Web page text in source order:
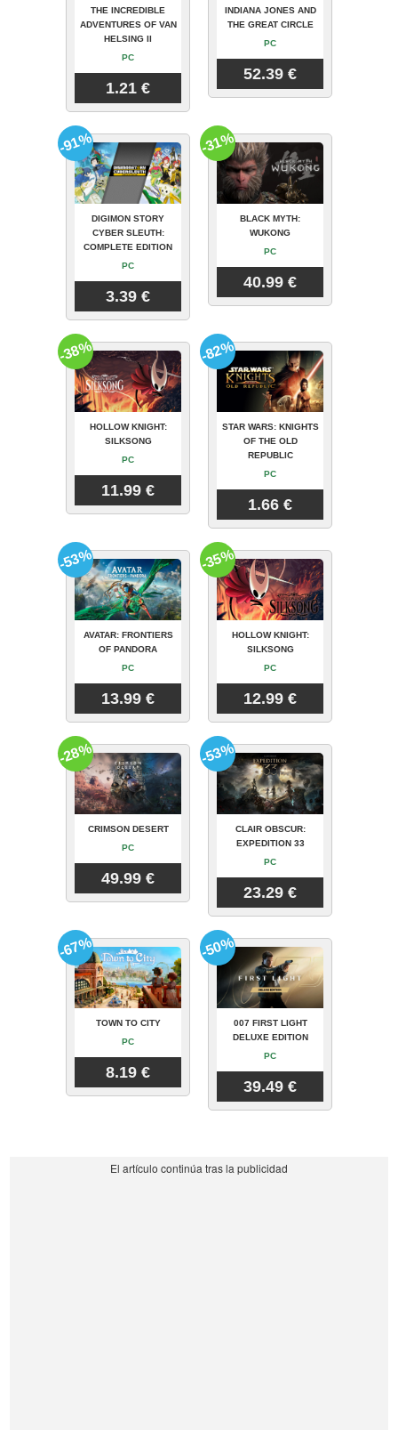
THE INCREDIBLE
ADVENTURES OF VAN
HELSING II
PC
1.21 €
INDIANA JONES AND
THE GREAT CIRCLE
PC
52.39 €
DIGIMON STORY
CYBER SLEUTH:
COMPLETE EDITION
PC
3.39 €
-91%
BLACK MYTH:
WUKONG
PC
40.99 €
-31%
HOLLOW KNIGHT:
SILKSONG
PC
11.99 €
-38%
STAR WARS: KNIGHTS
OF THE OLD
REPUBLIC
PC
1.66 €
-82%
AVATAR: FRONTIERS
OF PANDORA
PC
13.99 €
-53%
HOLLOW KNIGHT:
SILKSONG
PC
12.99 €
-35%
CRIMSON DESERT
PC
49.99 €
-28%
CLAIR OBSCUR:
EXPEDITION 33
PC
23.29 €
-53%
TOWN TO CITY
PC
8.19 €
-67%
007 FIRST LIGHT
DELUXE EDITION
PC
39.49 €
-50%